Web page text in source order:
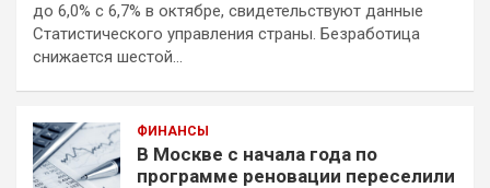
до 6,0% с 6,7% в октябре, свидетельствуют данные
Статистического управления страны. Безработица
снижается шестой…
ФИНАНСЫ
В Москве с начала года по
программе реновации переселили